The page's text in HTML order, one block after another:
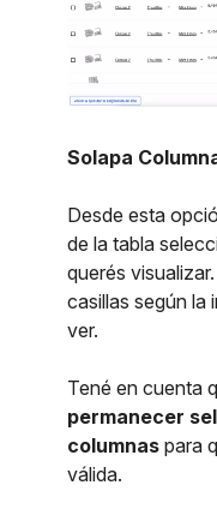
Solapa
Desde esta
de la tabla
querés
casillas según la
ver.
Tené en cuenta
permanecer
columnas para
válida.